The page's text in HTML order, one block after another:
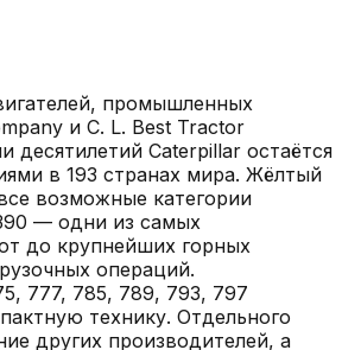
промышленных
и C. L. Best Tractor
Caterpillar остаётся
в 193 странах мира. Жёлтый
возможные категории
— одни из самых
до крупнейших горных
операций.
777, 785, 789, 793, 797
технику. Отдельного
других производителей, а